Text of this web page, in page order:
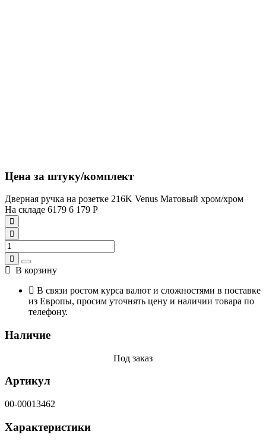
Цена за штуку/комплект
Дверная ручка на розетке 216K Venus Матовый хром/хром
На складе 6179 6 179 Р
В корзину
В связи ростом курса валют и сложностями в поставке
из Европы, просим уточнять цену и наличии товара по
телефону.
Наличие
Под заказ
Артикул
00-00013462
Характеристики